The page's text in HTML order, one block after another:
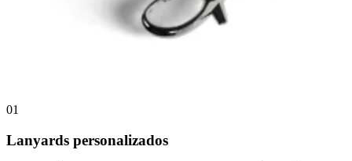
01
Lanyards personalizados